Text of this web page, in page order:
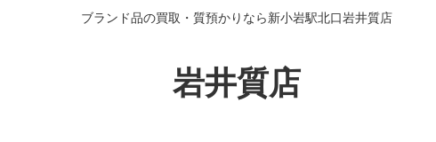
ブランド品の買取・質預かりなら新小岩駅北口岩井質店
岩井質店